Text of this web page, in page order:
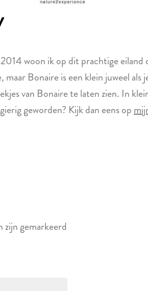
woon ik op dit prachtige
Bonaire is een klein juweel
van Bonaire te laten zien. In
geworden? Kijk dan eens op
zijn gemarkeerd